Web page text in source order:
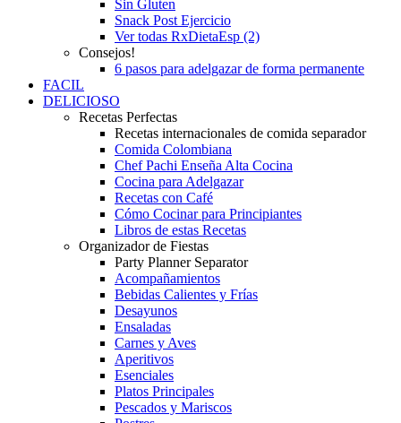
Sin Gluten
Snack Post Ejercicio
Ver todas RxDietaEsp (2)
Consejos!
6 pasos para adelgazar de forma permanente
FACIL
DELICIOSO
Recetas Perfectas
Recetas internacionales de comida separador
Comida Colombiana
Chef Pachi Enseña Alta Cocina
Cocina para Adelgazar
Recetas con Café
Cómo Cocinar para Principiantes
Libros de estas Recetas
Organizador de Fiestas
Party Planner Separator
Acompañamientos
Bebidas Calientes y Frías
Desayunos
Ensaladas
Carnes y Aves
Aperitivos
Esenciales
Platos Principales
Pescados y Mariscos